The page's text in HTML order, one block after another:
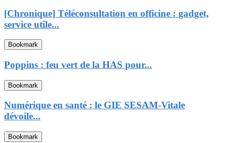
[Chronique] Téléconsultation en officine : gadget,
service utile...
Bookmark
Poppins : feu vert de la HAS pour...
Bookmark
Numérique en santé : le GIE SESAM-Vitale
dévoile...
Bookmark